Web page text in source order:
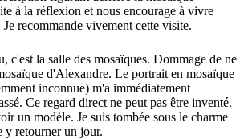
à la réflexion et nous encourage à vivre
recommande vivement cette visite.
c'est la salle des mosaïques. Dommage de ne
d'Alexandre. Le portrait en mosaïque
inconnue) m'a immédiatement
Ce regard direct ne peut pas être inventé.
un modèle. Je suis tombée sous le charme
y retourner un jour.